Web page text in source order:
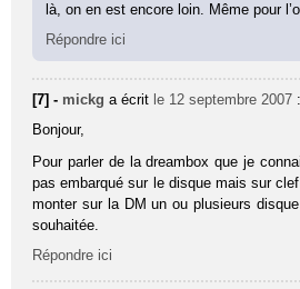
là, on en est encore loin. Même pour
Répondre ici
[7] - mickg a écrit le 12 septembre 2007 :
Bonjour,
Pour parler de la dreambox que je
pas embarqué sur le disque mais sur
monter sur la DM un ou plusieurs
souhaitée.
Répondre ici